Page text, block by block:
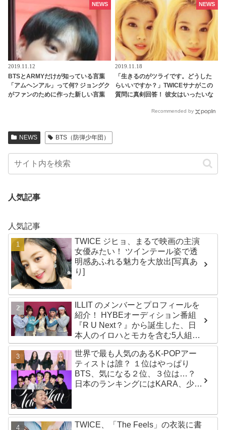
2019.11.12
BTSとARMYだけが知っている言葉
「アムヘンアル」って何? ジョングク
がファンのために作った新しい言葉
NEWS
2019.11.18
「生きるのがツライです。どうした
らいいですか？」TWICEサナがこの
質問に真剣回答！ 彼女はいったいな
NEWS
Recommended by
NEWS BTS（防弾少年団）
人気記事
人気記事
TWICE ジヒョ、まるで映画の主演
女優みたい！ ツインテール姿で透
明感あふれる魅力を大放出[写真あ
り]
ILLIT のメンバーとプロフィールを
紹介！ HYBEオーディション番組
『R U Next？』から誕生した、日
本人のイロハとモカを含む5人組ガ
ールズグループ！ デビュー曲
「Magnetic」がいきなりの大ヒッ
ト
世界で最も人気のあるK-POPアー
ティストは誰？ １位はやっぱり
BTS、気になる２位、３位は…？
日本のランキングにはKARA、少女
TWICE、「The Feels」の衣装に書